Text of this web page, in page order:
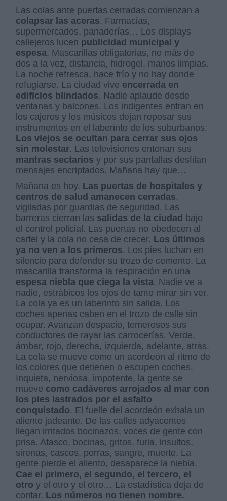
Las colas ante puertas cerradas comienzan a
colapsar las aceras. Farmacias,
supermercados, panaderías… Los displays
callejeros lucen publicidad municipal y
espesa. Mascarillas obligatorias, no más de
dos a la vez, distancia, hidrogel, manos limpias.
La noche refresca, hace frío y no hay donde
refugiarse. La ciudad vive encerrada en
edificios blindados. Nadie aplaude desde
ventanas y balcones. Los indigentes entran en
los cajeros y los músicos dejan reposar sus
instrumentos en el laberinto de los suburbanos.
Los viejos se ocultan para cerrar sus ojos
sin molestar. Las televisiones entonan sus
mantras sectarios y por sus pantallas desfilan
mensajes encriptados. Mañana hay que…
Mañana es hoy. Las puertas de hospitales y
centros de salud amanecen cerradas,
vigiladas por guardias de seguridad. Las
barreras cierran las salidas de la ciudad bajo
el control policial. Las puertas no obedecen al
cartel y la cola no cesa de crecer. Los últimos
ya no ven a los primeros. Los pies luchan en
silencio para defender su trozo de cemento. La
mascarilla transforma la respiración en una
espesa niebla que ciega la vista. Nadie ve a
nadie, estrábicos los ojos de tanto mirar sin ver.
La cola ya es un laberinto sin salida. Los
coches apenas caben en el trozo de calle sin
ocupar. Avanzan despacio, temerosos sus
conductores de rayar las carrocerías. Verde,
ámbar, rojo, derecha, izquierda, adelante, atrás.
La cola se mueve como un acordeón al ritmo de
los colores que detienen o escupen coches.
Inquieta, nerviosa, impotente, la gente se
mueve como cadáveres arrojados al mar con
los pies lastrados por el asfalto
conquistado. El fuelle del acordeón exhala un
aliento jadeante. De las calles adyacentes
llegan irritados bocinazos, voces de gente con
prisa. Atasco, bocinas, gritos, furia, insultos,
sirenas, cascos, porras, sangre, muerte. La
gente pierde el aliento, desaparece la niebla.
Cae el primero, el segundo, el tercero, el
otro y el otro y el otro… La estadística deja de
contar. Los números no tienen nombre.